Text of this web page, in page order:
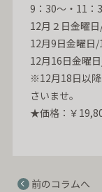
9：30～・11：
12月２日金曜
12月9日金曜日
12月16日金曜
※12月18日以
さいませ。
★価格：￥
前のコラムへ